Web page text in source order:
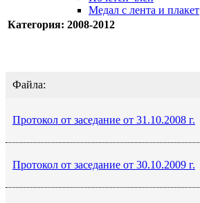
Медал с лента и плакет
Категория: 2008-2012
Файла:
Протокол от заседание от 31.10.2008 г.
Протокол от заседание от 30.10.2009 г.